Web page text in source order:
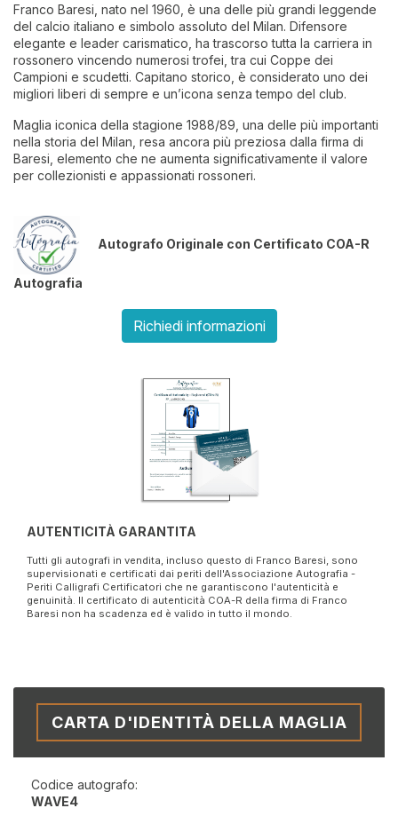
Franco Baresi, nato nel 1960, è una delle più grandi leggende
del calcio italiano e simbolo assoluto del Milan. Difensore
elegante e leader carismatico, ha trascorso tutta la carriera in
rossonero vincendo numerosi trofei, tra cui Coppe dei
Campioni e scudetti. Capitano storico, è considerato uno dei
migliori liberi di sempre e un’icona senza tempo del club.
Maglia iconica della stagione 1988/89, una delle più importanti
nella storia del Milan, resa ancora più preziosa dalla firma di
Baresi, elemento che ne aumenta significativamente il valore
per collezionisti e appassionati rossoneri.
Autografo Originale con Certificato COA-R
Autografia
Richiedi informazioni
AUTENTICITÀ GARANTITA
Tutti gli autografi in vendita, incluso questo di Franco Baresi, sono
supervisionati e certificati dai periti dell'Associazione Autografia -
Periti Calligrafi Certificatori che ne garantiscono l'autenticità e
genuinità. Il certificato di autenticità COA-R della firma di Franco
Baresi non ha scadenza ed è valido in tutto il mondo.
CARTA D'IDENTITÀ DELLA MAGLIA
Codice autografo:
WAVE4